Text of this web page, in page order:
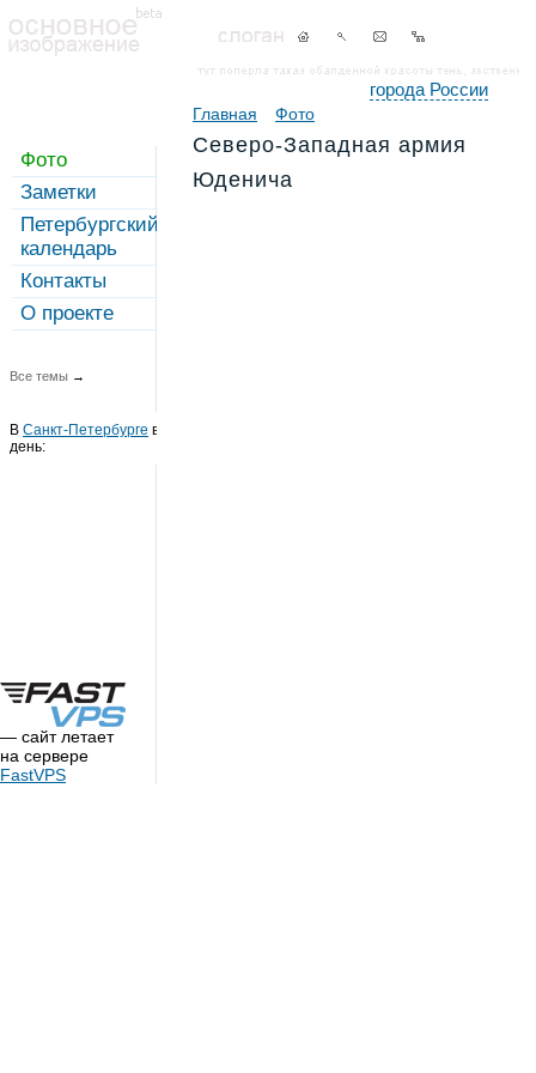
города России
Фото
Заметки
Петербургский
календарь
Контакты
О проекте
Все темы →
В Санкт-Петербурге в этот
день:
— сайт летает
на сервере
FastVPS
Главная Фото
Северо-Западная армия
Юденича